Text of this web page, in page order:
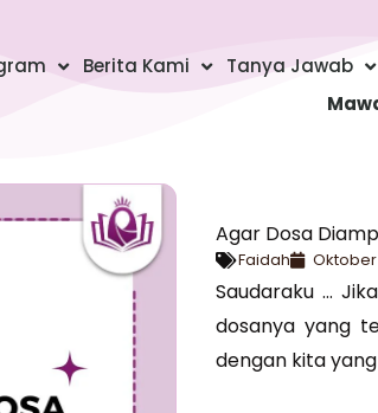
Berita Kami Tanya Jawab
Agar Dosa
Faidah Oktober
Saudaraku …
dosanya yang
dengan kita